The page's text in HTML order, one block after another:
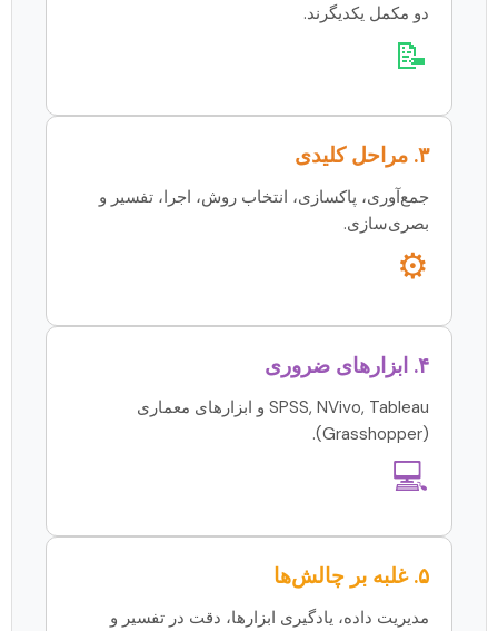
دو مکمل یکدیگرند.
📝
۳. مراحل کلیدی
جمع‌آوری، پاکسازی، انتخاب روش، اجرا، تفسیر و
بصری‌سازی.
⚙️
۴. ابزارهای ضروری
SPSS, NVivo, Tableau و ابزارهای معماری
(Grasshopper).
💻
۵. غلبه بر چالش‌ها
مدیریت داده، یادگیری ابزارها، دقت در تفسیر و